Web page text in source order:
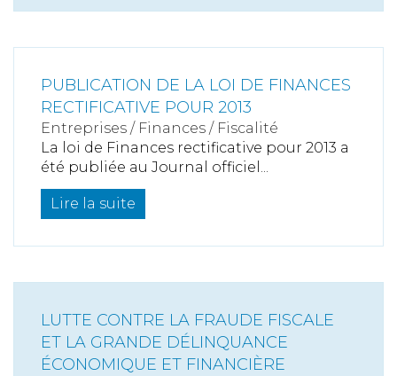
PUBLICATION DE LA LOI DE FINANCES
RECTIFICATIVE POUR 2013
Entreprises / Finances / Fiscalité
La loi de Finances rectificative pour 2013 a
été publiée au Journal officiel...
Lire la suite
LUTTE CONTRE LA FRAUDE FISCALE
ET LA GRANDE DÉLINQUANCE
ÉCONOMIQUE ET FINANCIÈRE